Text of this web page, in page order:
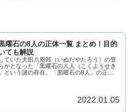
曜石の8人の正体一覧 まとめ！目的
ても解説
ていた犬田八咫郎（いぬだやたろう）の登
かとなった「黒曜石の八人（こくようせき
という謎の存在。「黒曜石の8人」の正体
2022.01.05